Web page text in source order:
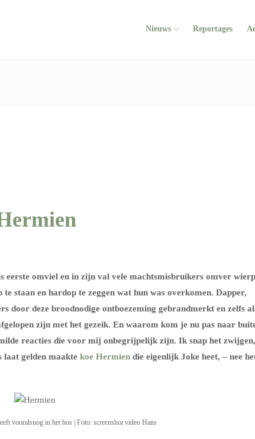
Nieuws Reportages
eerste omviel en in zijn val vele machtsmisbruikers omver
staan en hardop te zeggen wat hun was overkomen. Dapper,
door deze broodnodige ontboezeming gebrandmerkt en zelfs
zijn met het gezeik. En waarom kom je nu pas naar
reacties die voor mij onbegrijpelijk zijn. Ik snap het zwijgen,
laat gelden maakte koe Hermien die eigenlijk Joke heet, – nee
vooralsnog in het bos | Foto: screenshot video Hans